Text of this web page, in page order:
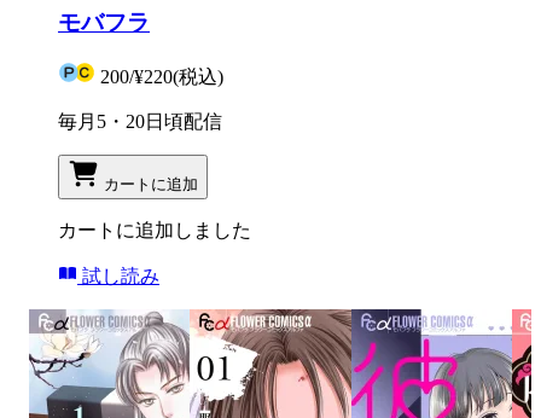
モバフラ
200/¥220(税込)
毎月5・20日頃配信
カートに追加
カートに追加しました
試し読み